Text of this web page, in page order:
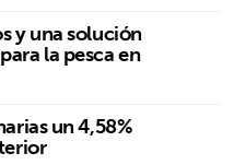
y una solución
la pesca en
un 4,58%